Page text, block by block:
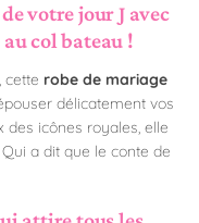
votre jour J avec
col bateau !
cette robe de mariage
délicatement vos
des icônes royales, elle
a dit que le conte de